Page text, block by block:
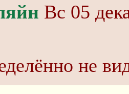
Вс 05
не